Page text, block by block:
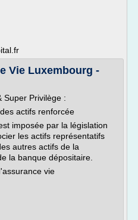
Vie Luxembourg -
Super Privilège :
actifs renforcée
imposée par la législation
les actifs représentatifs
autres actifs de la
la banque dépositaire.
vie